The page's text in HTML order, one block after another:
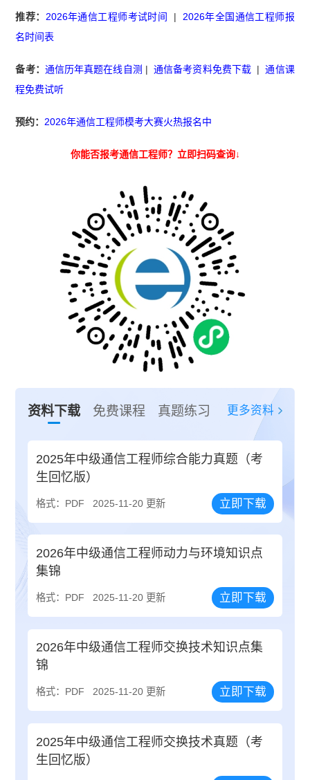
推荐： 2026年通信工程师考试时间 | 2026年全国通信工程师报
名时间表
备考： 通信历年真题在线自测 |通信备考资料免费下载 |通信课
程免费试听
预约： 2026年通信工程师模考大赛火热报名中
你能否报考通信工程师？立即扫码查询↓
资料下载 免费课程 真题练习 更多资料
2025年中级通信工程师综合能力真题（考
生回忆版）
格式：PDF 2025-11-20 更新 立即下载
2026年中级通信工程师动力与环境知识点
集锦
格式：PDF 2025-11-20 更新 立即下载
2026年中级通信工程师交换技术知识点集
锦
格式：PDF 2025-11-20 更新 立即下载
2025年中级通信工程师交换技术真题（考
生回忆版）